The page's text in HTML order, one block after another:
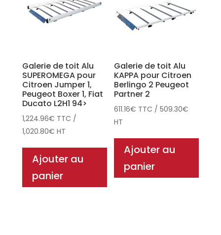
Galerie de toit Alu
SUPEROMEGA pour
Citroen Jumper 1,
Peugeot Boxer 1, Fiat
Ducato L2H1 94>
1,224.96€ TTC /
1,020.80€ HT
Ajouter au
panier
Galerie de toit Alu
KAPPA pour Citroen
Berlingo 2 Peugeot
Partner 2
611.16€ TTC /509.30€
HT
Ajouter au
panier